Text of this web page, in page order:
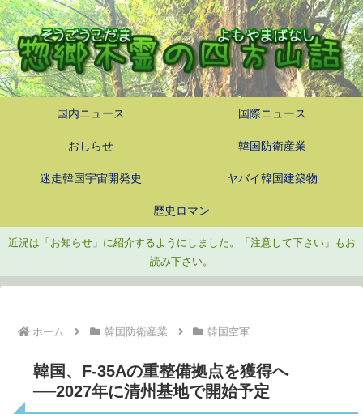
国内ニュース 国際ニュース
おしらせ 韓国防衛産業
迷走韓国宇宙開発史 ヤバイ韓国建築物
歴史ロマン
近況は「お知らせ」に紹介するようにしました。「注意して下さい」もお
読み下さい。
ホーム 韓国防衛産業 韓国空軍
韓国、F-35Aの重整備拠点を獲得へ
──2027年に清州基地で開始予定